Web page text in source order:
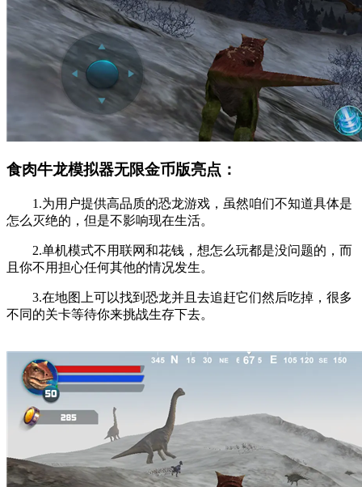
食肉牛龙模拟器无限金币版亮点：
1.为用户提供高品质的恐龙游戏，虽然咱们不知道具体是
怎么灭绝的，但是不影响现在生活。
2.单机模式不用联网和花钱，想怎么玩都是没问题的，而
且你不用担心任何其他的情况发生。
3.在地图上可以找到恐龙并且去追赶它们然后吃掉，很多
不同的关卡等待你来挑战生存下去。